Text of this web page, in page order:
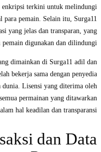
enkripsi terkini untuk melindungi
pemain. Selain itu, Surga11
yang jelas dan transparan, yang
digunakan dan dilindungi.
dimainkan di Surga11 adil dan
bekerja sama dengan penyedia
Lisensi yang diterima oleh
permainan yang ditawarkan
hal keadilan dan transparansi.
dan Data